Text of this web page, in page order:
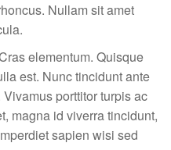
Nullam sit amet
elementum. Quisque
est. Nunc tincidunt ante
porttitor turpis ac
magna id viverra tincidunt,
sapien wisi sed